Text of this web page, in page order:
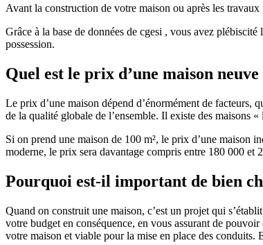
Avant la construction de votre maison ou après les
Grâce à la base de données de cgesi , vous avez
possession.
Quel est le prix d’une maison neuve
Le prix d’une maison dépend d’énormément de facteurs,
de la qualité globale de l’ensemble. Il existe des maisons
Si on prend une maison de 100 m², le prix d’une maison
moderne, le prix sera davantage compris entre 180 000 et
Pourquoi est-il important de bien
Quand on construit une maison, c’est un projet qui
votre budget en conséquence, en vous assurant de
votre maison et viable pour la mise en place des conduits.